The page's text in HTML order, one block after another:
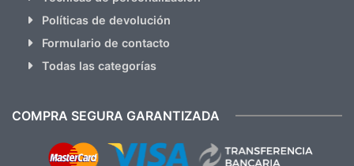
Políticas de devolución
Formulario de contacto
Todas las categorías
COMPRA SEGURA GARANTIZADA